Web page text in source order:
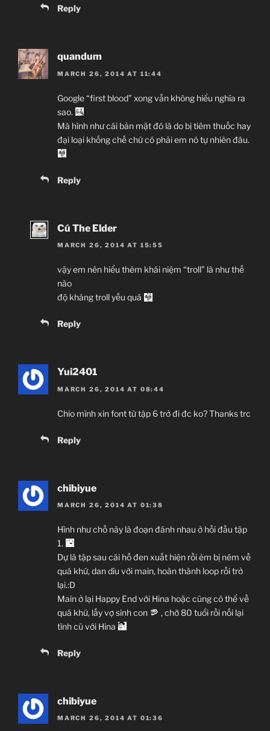
Thể loại:
Hãng sản xuất:
Thanh niên nghi
gái 2088
lái Mecha.
Reply
quandum
MARCH 26, 2014 AT 11:44
Google “first blood” xong vẫn không hiểu nghĩa ra
sao.
Mà hình như cái bản mặt đó là do bị tiêm thuốc hay
đại loại khống chế chứ có phải em nó tự nhiên đâu.
Reply
Cú The Elder
MARCH 26, 2014 AT 15:55
vậy em nên hiểu thêm khái niệm “troll” là như thế
nào
độ kháng troll yếu quá
Reply
Yui2401
MARCH 26, 2014 AT 08:44
Chio mình xin font từ tập 6 trở đi đc ko? Thanks trc
Reply
chibiyue
MARCH 26, 2014 AT 01:38
Hình như chỗ này là đoạn đánh nhau ở hồi đầu tập
1.
Dự là tập sau cái hố đen xuất hiện rồi ẻm bị ném về
quá khứ, dan díu với main, hoàn thành loop rồi trở
lại.:D
Main ở lại Happy End với Hina hoặc cũng có thể về
quá khứ, lấy vợ sinh con
, chờ 80 tuổi rồi nối lại
tình cũ với Hina
Reply
chibiyue
MARCH 26, 2014 AT 01:36